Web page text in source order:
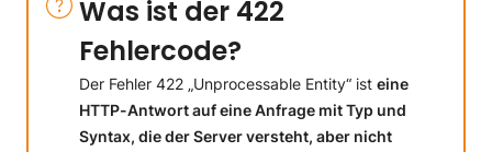
Was ist der 422
Fehlercode?
Der Fehler 422 „Unprocessable Entity“ ist eine
HTTP-Antwort auf eine Anfrage mit Typ und
Syntax, die der Server versteht, aber nicht